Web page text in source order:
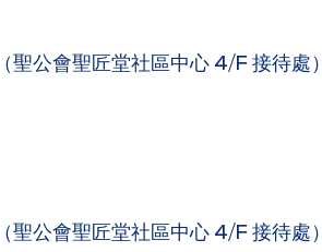
公會聖匠堂社區中心 4/F 接待處）
公會聖匠堂社區中心 4/F 接待處）